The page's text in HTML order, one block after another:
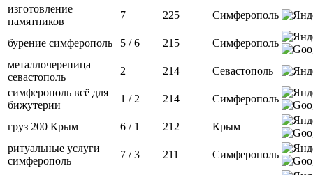
изготовление
памятников
7 225 Симферополь
бурение симферополь 5 / 6 215
Симферополь
металлочерепица
севастополь
2 214
Севастополь
симферополь всё для
бижутерии
1 / 2 214 Симферополь
груз 200 Крым 6 / 1 212
Крым
ритуальные услуги
симферополь
7 / 3 211 Симферополь